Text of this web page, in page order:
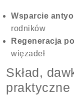
Wsparcie
rodników
Regeneracja
więzadeł
Skład,
praktyczne